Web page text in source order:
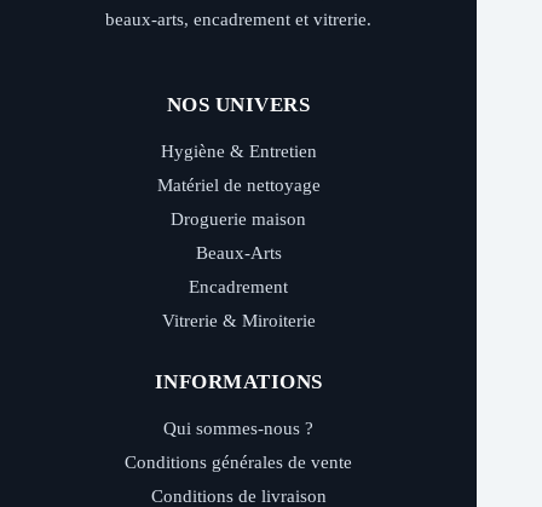
beaux-arts, encadrement et vitrerie.
NOS UNIVERS
Hygiène & Entretien
Matériel de nettoyage
Droguerie maison
Beaux-Arts
Encadrement
Vitrerie & Miroiterie
INFORMATIONS
Qui sommes-nous ?
Conditions générales de vente
Conditions de livraison